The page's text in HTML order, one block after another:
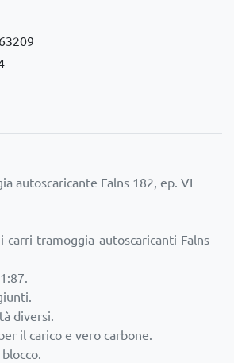
autoscaricante Falns 182, ep. VI
carri tramoggia autoscaricanti Falns
diversi.
il carico e vero carbone.